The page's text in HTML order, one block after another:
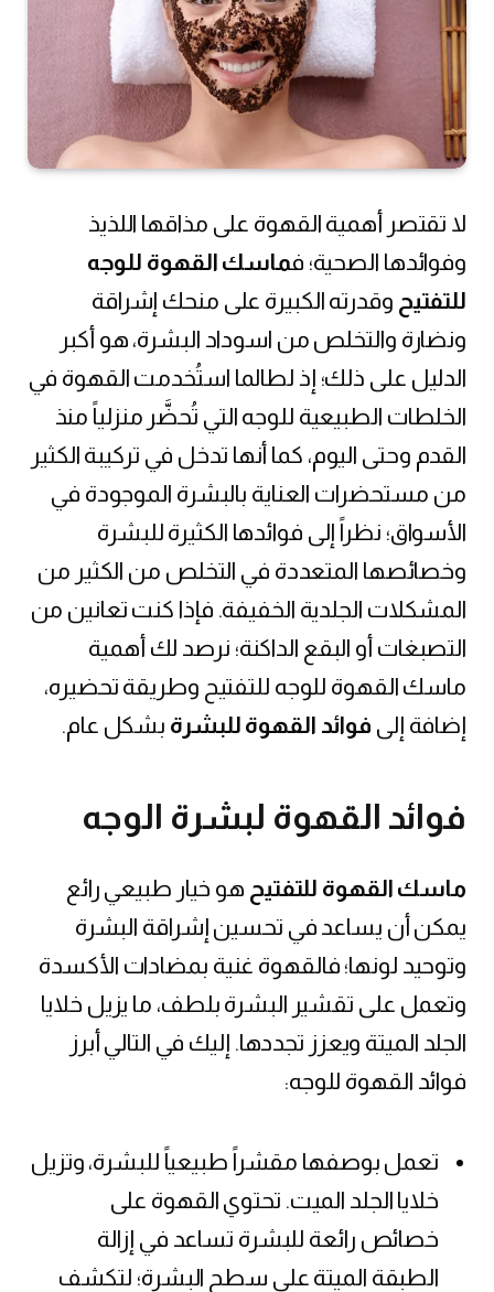
لا تقتصر أهمية القهوة على مذاقها اللذيذ
وفوائدها الصحية؛ فماسك القهوة للوجه
للتفتيح وقدرته الكبيرة على منحك إشراقة
ونضارة والتخلص من اسوداد البشرة، هو أكبر
الدليل على ذلك؛ إذ لطالما استُخدمت القهوة في
الخلطات الطبيعية للوجه التي تُحضَّر منزلياً منذ
القدم وحتى اليوم، كما أنها تدخل في تركيبة الكثير
من مستحضرات العناية بالبشرة الموجودة في
الأسواق؛ نظراً إلى فوائدها الكثيرة للبشرة
وخصائصها المتعددة في التخلص من الكثير من
المشكلات الجلدية الخفيفة. فإذا كنت تعانين من
التصبغات أو البقع الداكنة؛ نرصد لك أهمية
ماسك القهوة للوجه للتفتيح وطريقة تحضيره،
إضافة إلى فوائد القهوة للبشرة بشكل عام.
فوائد القهوة لبشرة الوجه
ماسك القهوة للتفتيح هو خيار طبيعي رائع
يمكن أن يساعد في تحسين إشراقة البشرة
وتوحيد لونها؛ فالقهوة غنية بمضادات الأكسدة
وتعمل على تقشير البشرة بلطف، ما يزيل خلايا
الجلد الميتة ويعزز تجددها. إليك في التالي أبرز
فوائد القهوة للوجه:
تعمل بوصفها مقشراً طبيعياً للبشرة، وتزيل
خلايا الجلد الميت. تحتوي القهوة على
خصائص رائعة للبشرة تساعد في إزالة
الطبقة الميتة على سطح البشرة؛ لتكشف